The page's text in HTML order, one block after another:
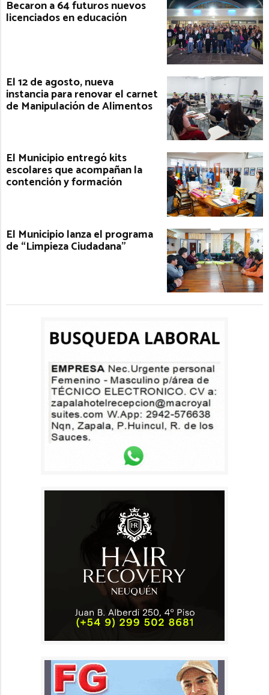
Becaron a 64 futuros nuevos
licenciados en educación
El 12 de agosto, nueva
instancia para renovar el carnet
de Manipulación de Alimentos
El Municipio entregó kits
escolares que acompañan la
contención y formación
El Municipio lanza el programa
de “Limpieza Ciudadana”